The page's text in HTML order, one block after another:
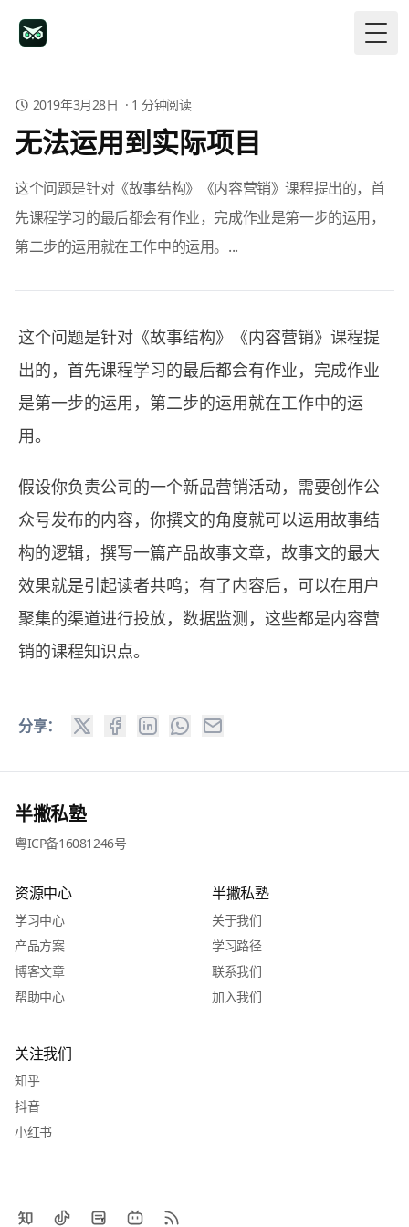
2019年3月28日 · 1 分钟阅读
无法运用到实际项目
这个问题是针对《故事结构》《内容营销》课程提出的，首
先课程学习的最后都会有作业，完成作业是第一步的运用，
第二步的运用就在工作中的运用。...
这个问题是针对《故事结构》《内容营销》课程提
出的，首先课程学习的最后都会有作业，完成作业
是第一步的运用，第二步的运用就在工作中的运
用。
假设你负责公司的一个新品营销活动，需要创作公
众号发布的内容，你撰文的角度就可以运用故事结
构的逻辑，撰写一篇产品故事文章，故事文的最大
效果就是引起读者共鸣；有了内容后，可以在用户
聚集的渠道进行投放，数据监测，这些都是内容营
销的课程知识点。
分享：
半撇私塾
粤ICP备16081246号
资源中心
学习中心
产品方案
博客文章
帮助中心
半撇私塾
关于我们
学习路径
联系我们
加入我们
关注我们
知乎
抖音
小红书